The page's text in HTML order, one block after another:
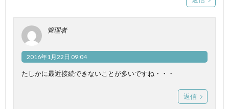
管理者
2016年1月22日 09:04
たしかに最近接続できないことが多いですね・・・
返信